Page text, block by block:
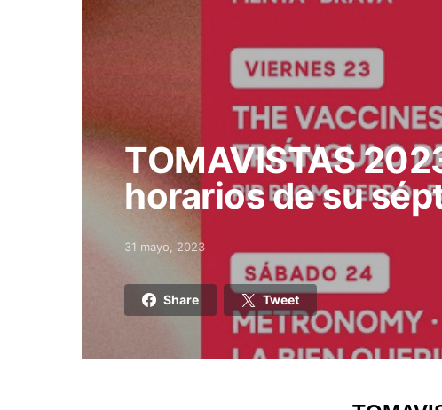
TOMAVISTAS
horarios de su
Posted on
31 mayo, 2023
Share Tweet